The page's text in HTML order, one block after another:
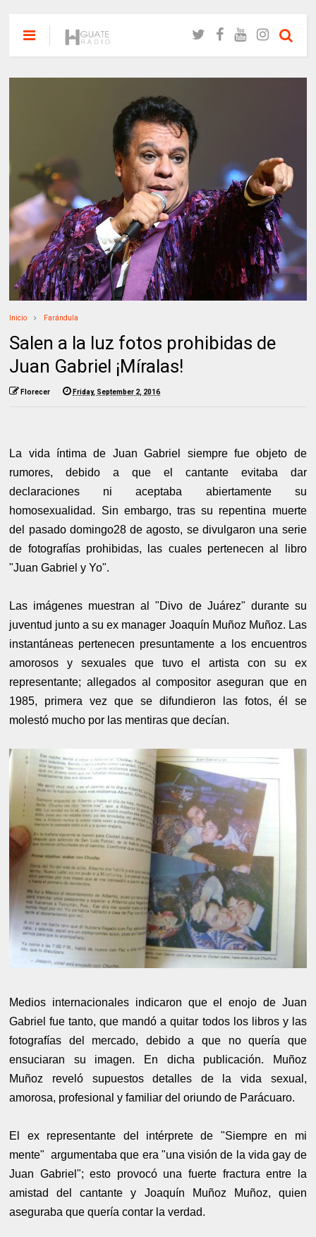
Inicio Farándula
Salen a la luz fotos prohibidas de
Juan Gabriel ¡Míralas!
Florecer Friday, September 2, 2016
La vida íntima de Juan Gabriel siempre fue objeto de
rumores, debido a que el cantante evitaba dar
declaraciones ni aceptaba abiertamente su
homosexualidad. Sin embargo, tras su repentina muerte
del pasado domingo28 de agosto, se divulgaron una serie
de fotografías prohibidas, las cuales pertenecen al libro
"Juan Gabriel y Yo".
Las imágenes muestran al "Divo de Juárez" durante su
juventud junto a su ex manager Joaquín Muñoz Muñoz. Las
instantáneas pertenecen presuntamente a los encuentros
amorosos y sexuales que tuvo el artista con su ex
representante; allegados al compositor aseguran que en
1985, primera vez que se difundieron las fotos, él se
molestó mucho por las mentiras que decían.
Medios internacionales indicaron que el enojo de Juan
Gabriel fue tanto, que mandó a quitar todos los libros y las
fotografías del mercado, debido a que no quería que
ensuciaran su imagen. En dicha publicación. Muñoz
Muñoz reveló supuestos detalles de la vida sexual,
amorosa, profesional y familiar del oriundo de Parácuaro.
El ex representante del intérprete de "Siempre en mi
mente" argumentaba que era "una visión de la vida gay de
Juan Gabriel"; esto provocó una fuerte fractura entre la
amistad del cantante y Joaquín Muñoz Muñoz, quien
aseguraba que quería contar la verdad.